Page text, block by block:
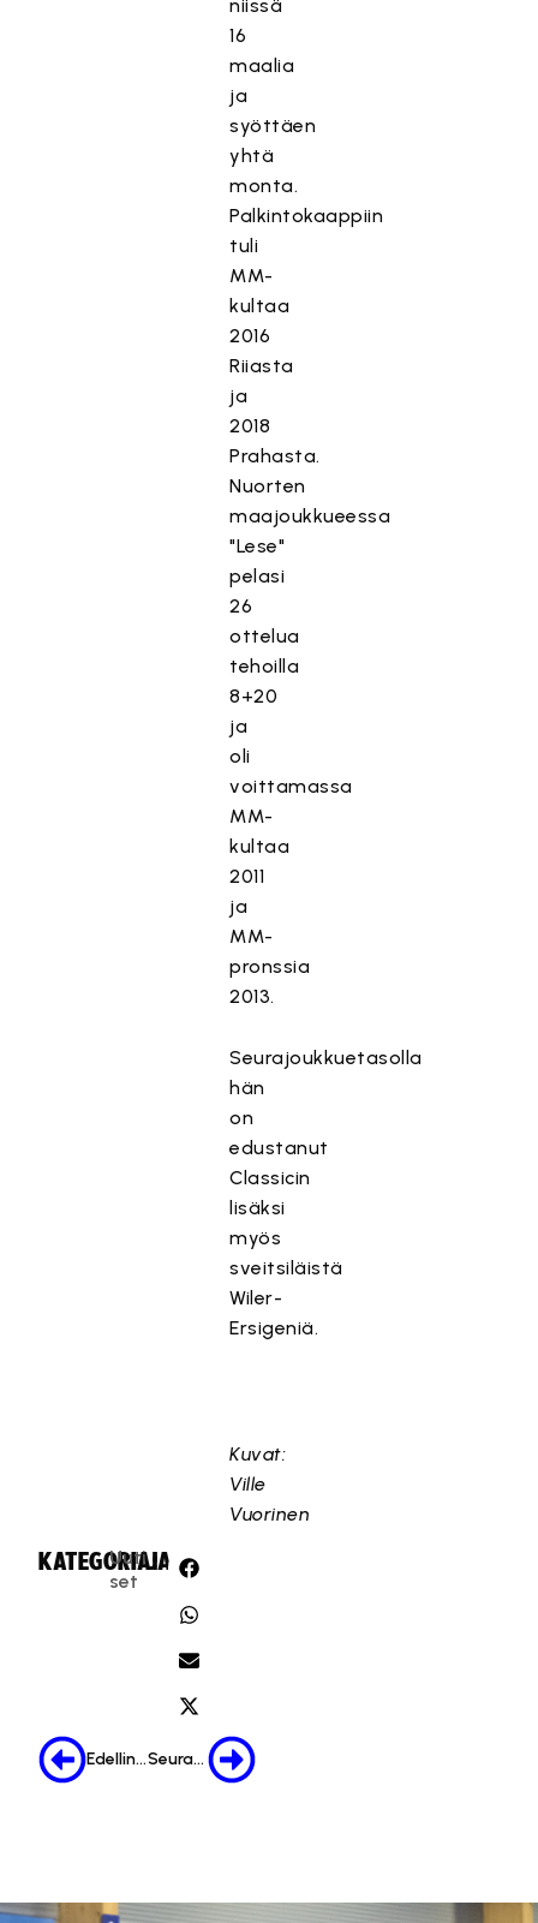
niissä
16
maalia
ja
syöttäen
yhtä
monta.
Palkintokaappiin
tuli
MM-
kultaa
2016
Riiasta
ja
2018
Prahasta.
Nuorten
maajoukkueessa
"Lese"
pelasi
26
ottelua
tehoilla
8+20
ja
oli
voittamassa
MM-
kultaa
2011
ja
MM-
pronssia
2013.
Seurajoukkuetasolla
hän
on
edustanut
Classicin
lisäksi
myös
sveitsiläistä
Wiler-
Ersigeniä.
Kuvat:
Ville
Vuorinen
KATEGORIA:
Uuti
set
JAA:
Edellinen Seuraava